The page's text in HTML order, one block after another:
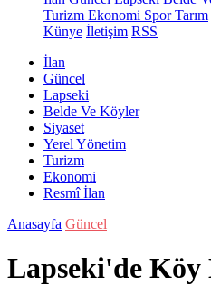
Turizm Ekonomi SporTarım
Künye İletişim RSS
İlan
Güncel
Lapseki
Belde Ve Köyler
Siyaset
Yerel Yönetim
Turizm
Ekonomi
Resmî İlan
Anasayfa Güncel
Lapseki'de Köy